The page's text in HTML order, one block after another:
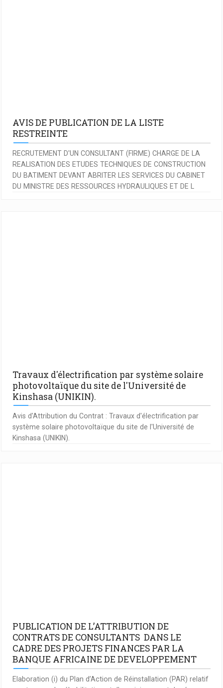
AVIS DE PUBLICATION DE LA LISTE
RESTREINTE
RECRUTEMENT D'UN CONSULTANT (FIRME) CHARGE DE LA
REALISATION DES ETUDES TECHNIQUES DE CONSTRUCTION
DU BATIMENT DEVANT ABRITER LES SERVICES DU CABINET
DU MINISTRE DES RESSOURCES HYDRAULIQUES ET DE L
Travaux d'électrification par système solaire
photovoltaïque du site de l'Université de
Kinshasa (UNIKIN).
Avis d'Attribution du Contrat : Travaux d'électrification par
système solaire photovoltaïque du site de l'Université de
Kinshasa (UNIKIN).
PUBLICATION DE L’ATTRIBUTION DE
CONTRATS DE CONSULTANTS DANS LE
CADRE DES PROJETS FINANCES PAR LA
BANQUE AFRICAINE DE DEVELOPPEMENT
Elaboration (i) du Plan d’Action de Réinstallation (PAR) relatif